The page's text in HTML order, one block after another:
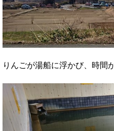
りんごが湯船に浮かび、時間